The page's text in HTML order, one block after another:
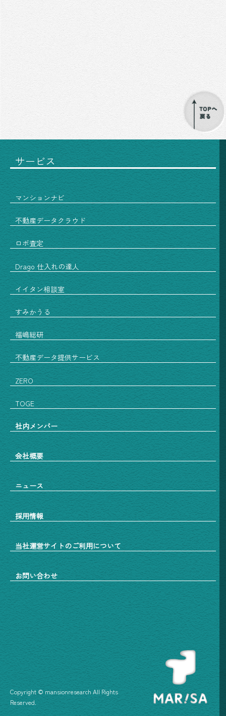
サービス
マンションナビ
不動産データクラウド
ロボ査定
Drago 仕入れの達人
イイタン相談室
すみかうる
福嶋総研
不動産データ提供サービス
ZERO
TOGE
社内メンバー
会社概要
ニュース
採用情報
当社運営サイトのご利用について
お問い合わせ
Copyright © mansionresearch All Rights
Reserved.